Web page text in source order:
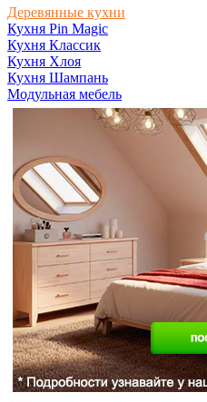
Деревянные кухни
Кухня Pin Magic
Кухня Классик
Кухня Хлоя
Кухня Шампань
Модульная мебель